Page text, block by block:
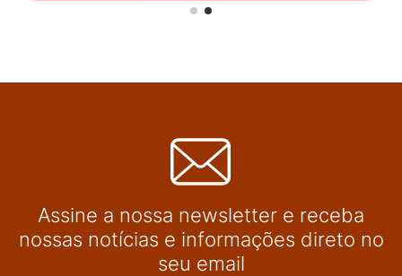
Assine a nossa newsletter e receba
nossas notícias e informações direto no
seu email